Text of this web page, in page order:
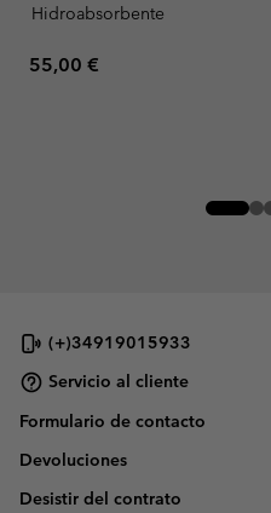
Hidroabsorbente
Regular price:
55,00 €
(+)34919015933
Servicio al cliente
Formulario de contacto
Devoluciones
Desistir del contrato